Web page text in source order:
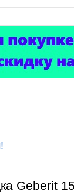
Geberit